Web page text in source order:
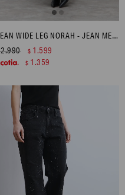
JEAN WIDE LEG NORAH - JEAN MEDIO
2.990 $ 1.599
$ 1.359